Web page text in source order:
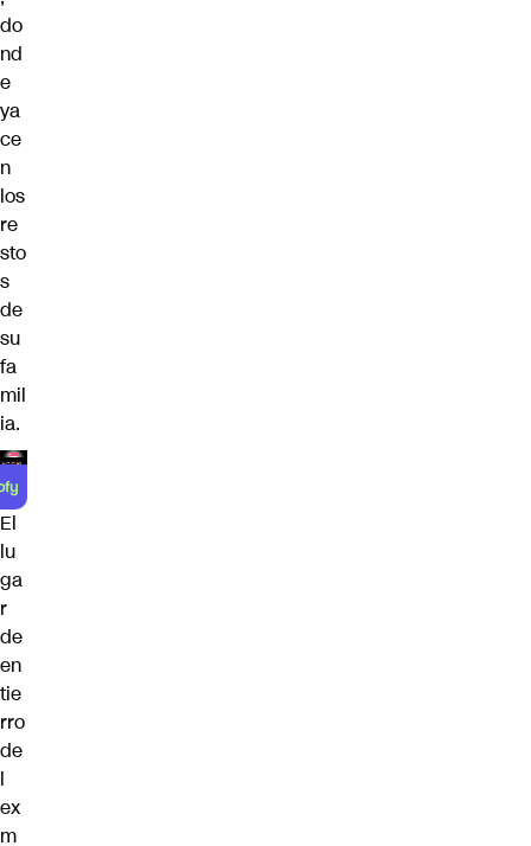
do
nd
e
ya
ce
n
los
re
sto
s
de
su
fa
mil
ia.
El
lu
ga
r
de
en
tie
rro
de
l
ex
m